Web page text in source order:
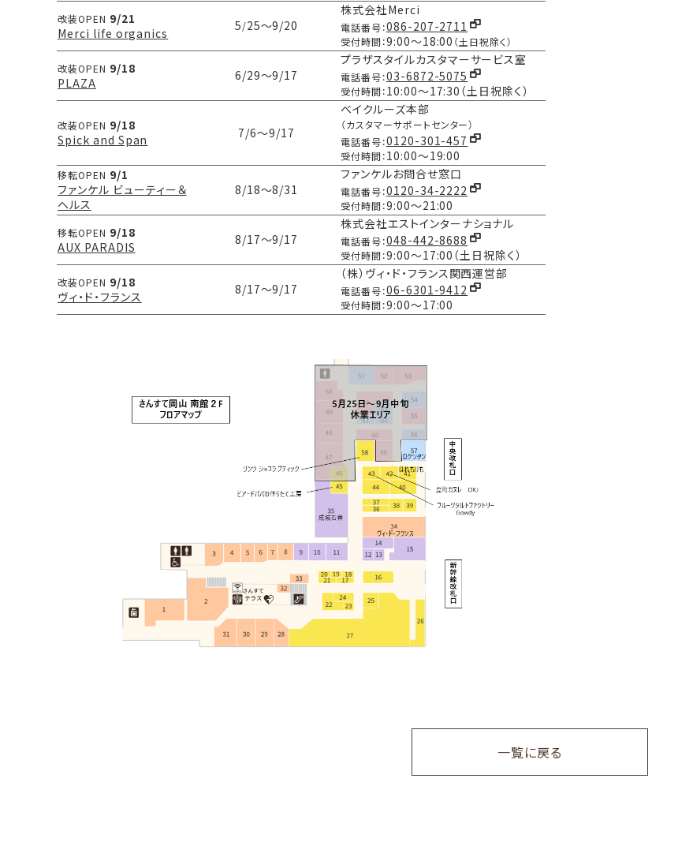
改装OPEN 9/21
Merci life organics
5/25～9/20
株式会社Merci
電話番号：086-207-2711
受付時間：9:00～18:00 （土日祝除く）
改装OPEN 9/18
PLAZA
6/29～9/17
プラザスタイルカスタマーサービス室
電話番号：03-6872-5075
受付時間：10:00～17:30（土日祝除く）
改装OPEN 9/18
Spick and Span
7/6～9/17
ベイクルーズ本部
（カスタマーサポートセンター）
電話番号：0120-301-457
受付時間：10:00～19:00
移転OPEN 9/1
ファンケル ビューティー＆
ヘルス
8/18～8/31
ファンケルお問合せ窓口
電話番号：0120-34-2222
受付時間：9:00～21:00
移転OPEN 9/18
AUX PARADIS
8/17～9/17
株式会社エストインターナショナル
電話番号：048-442-8688
受付時間：9:00～17:00（土日祝除く）
改装OPEN 9/18
ヴィ・ド・フランス
8/17～9/17
（株）ヴィ・ド・フランス関西運営部
電話番号：06-6301-9412
受付時間：9:00～17:00
一覧に戻る